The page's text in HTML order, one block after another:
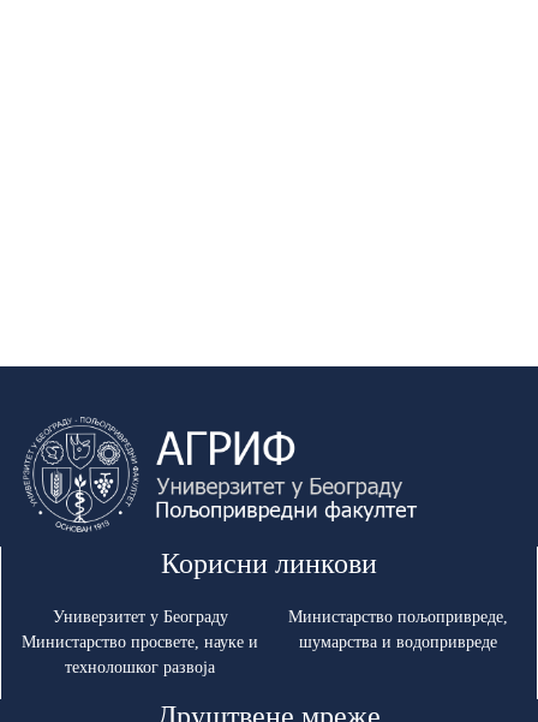
Корисни линкови
Универзитет у Београду
Министарство просвете, науке и
технолошког развоја
Министарство пољопривреде,
шумарства и водопривреде